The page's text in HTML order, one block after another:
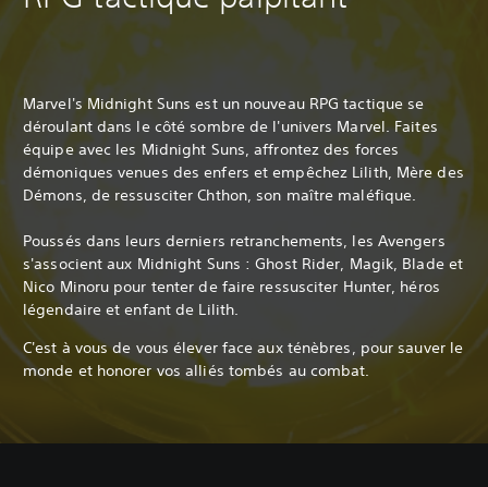
Marvel's Midnight Suns est un nouveau RPG tactique se
déroulant dans le côté sombre de l'univers Marvel. Faites
équipe avec les Midnight Suns, affrontez des forces
démoniques venues des enfers et empêchez Lilith, Mère des
Démons, de ressusciter Chthon, son maître maléfique.
Poussés dans leurs derniers retranchements, les Avengers
s'associent aux Midnight Suns : Ghost Rider, Magik, Blade et
Nico Minoru pour tenter de faire ressusciter Hunter, héros
légendaire et enfant de Lilith.
C'est à vous de vous élever face aux ténèbres, pour sauver le
monde et honorer vos alliés tombés au combat.